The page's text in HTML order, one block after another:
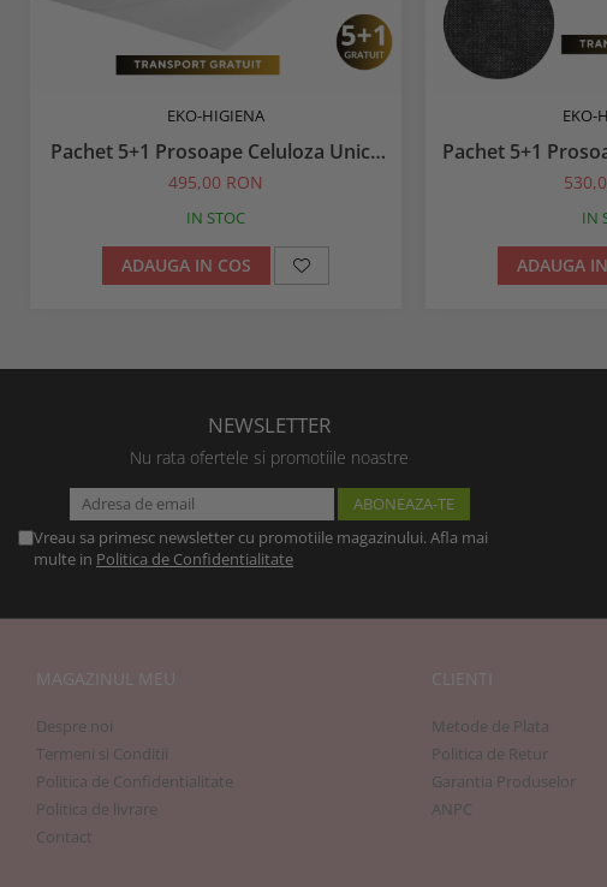
EKO-HIGIENA
Pachet 5+1 Prosoape Celuloza Unica
Folosinta Albe 85x40 100 buc
495,00 RON
IN STOC
ADAUGA IN COS
EKO-
Pachet 5+1
Negre
IN
ADAUGA
NEWSLETTER
Nu rata ofertele si promotiile noastre
Vreau sa primesc newsletter cu promotiile magazinului. Afla mai
multe in Politica de Confidentialitate
MAGAZINUL MEU
Despre noi
Termeni si Conditii
Politica de Confidentialitate
Politica de livrare
Contact
CLIENTI
Metode de Plata
Politica de Retur
Garantia Produselor
ANPC